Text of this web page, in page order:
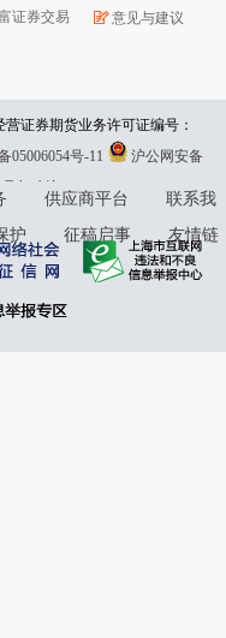
证券交易
意见与建议
证券期货业务许可证编号：
:021-61278686 举报邮箱：
05006054号-11
沪公网安备
与建议:4000300059/952500
供应商平台
联系我
护 征稿启事
友情链